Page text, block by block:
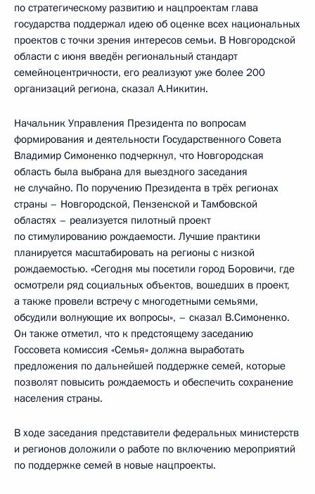
по стратегическому развитию и нацпроектам глава
государства поддержал идею об оценке всех национальных
проектов с точки зрения интересов семьи. В Новгородской
области с июня введён региональный стандарт
семейноцентричности, его реализуют уже более 200
организаций региона, сказал А.Никитин.
Начальник Управления Президента по вопросам
формирования и деятельности Государственного Совета
Владимир Симоненко подчеркнул, что Новгородская
область была выбрана для выездного заседания
не случайно. По поручению Президента в трёх регионах
страны – Новгородской, Пензенской и Тамбовской
областях – реализуется пилотный проект
по стимулированию рождаемости. Лучшие практики
планируется масштабировать на регионы с низкой
рождаемостью. «Сегодня мы посетили город Боровичи, где
осмотрели ряд социальных объектов, вошедших в проект,
а также провели встречу с многодетными семьями,
обсудили волнующие их вопросы», – сказал В.Симоненко.
Он также отметил, что к предстоящему заседанию
Госсовета комиссия «Семья» должна выработать
предложения по дальнейшей поддержке семей, которые
позволят повысить рождаемость и обеспечить сохранение
населения страны.
В ходе заседания представители федеральных министерств
и регионов доложили о работе по включению мероприятий
по поддержке семей в новые нацпроекты.